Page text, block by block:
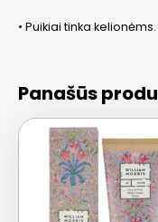
• Puikiai tinka kelionėms.
Panašūs